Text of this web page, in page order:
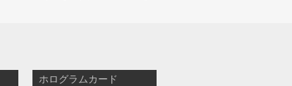
ホログラムカード